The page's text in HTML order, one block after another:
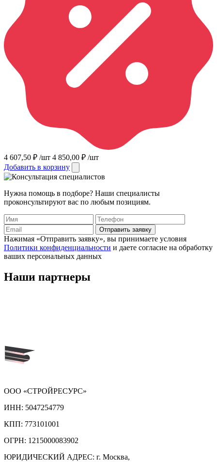
4 607,50 ₽ /шт 4 850,00 ₽ /шт
Добавить в корзину
Нужна помощь в подборе? Наши специалисты
проконсультируют вас по любым позициям.
Отправить заявку
Нажимая «Отправить заявку», вы принимаете условия
Политики конфиденциальности и даете согласие на обработку
ваших персональных данных
Наши партнеры
ООО «СТРОЙРЕСУРС»
ИНН: 5047254779
КПП: 773101001
ОГРН: 1215000083902
ЮРИДИЧЕСКИЙ АДРЕС: г. Москва,